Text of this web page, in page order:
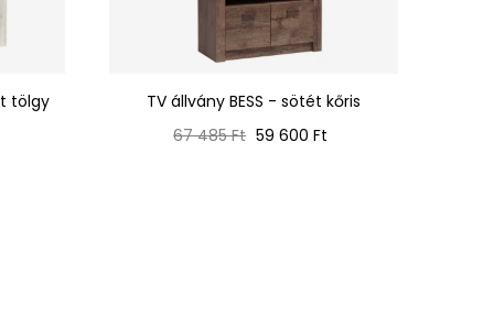
tölgy
TV állvány BESS - sötét kőris
Normál
67 485 Ft Ár
59 600 Ft